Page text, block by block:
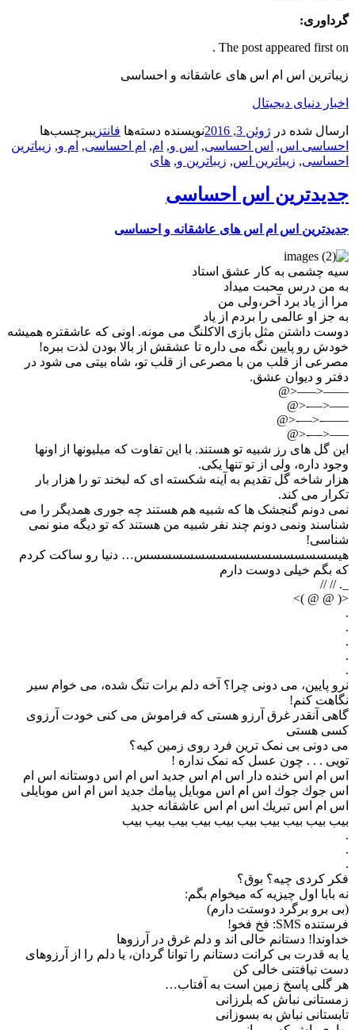
گرداوری:
The post appeared first on .
زیباترین اس ام اس های عاشقانه و احساسی
اخبار دنیای دیجیتال
ارسال شده در ژوئن 3, 2016 نویسنده دسته‌ها فانتزیبرچسب‌ها
احساسی اس, اس احساسی, اس و, ام, ام احساسی, ام و, زیباترین
احساسی, زیباترین اس, زیباترین و, های
جدیدترین اس احساسی
جدیدترین اس ام اس های عاشقانه و احساسی
سیه چشمی به كار عشق استاد
به من درس محبت میداد
مرا از یاد برد آخر،ولی من
به جز او عالمی را بردم از یاد
دوست داشتن مثل بازی الاکلنگ می مونه. اونی که عاشقتره همیشه
خودش رو پایین نگه می داره تا عشقش از بالا بودن لذت ببره!
مصرعی از قلب من با مصرعی از قلب تو، شاه بیتی می شود در
دفتر و دیوان عشق.
——<—–<@
—–<—-<@
——-<—-<@
—–<—-<@
این گل های رز شبیه تو هستند. با این تفاوت که میلیونها از اونها
وجود داره، ولی از تو تنها یکی.
هزار شاخه گل تقدیم به آینه شکسته ای که لبخند تو را هزار بار
تکرار می کند.
نمى دونم گنجشک ها که شبیه هم هستند چه جورى همدیگر را می
شناسند ونمی دونم چند نفر شبیه من هستند که تو دیگه منو نمی
شناسى!
هیسسسسسسسسسسسسسسسسسس… دنیا رو ساکت کردم
که بگم خیلی دوست دارم
_. // //
<( @ @ )>
.
.
.
.
.
نرو پایین، می دونی چرا؟ آخه دلم برات تنگ شده، می خوام سیر
نگاهت کنم!
گاهی آنقدر غرق آرزو هستی که فراموش می کنی خودت آرزوی
کسی هستی
می دونی بی نمک ترین فرد روی زمین کیه؟
تویی . . . چون عسل که نمک نداره !
اس ام اس خنده دار اس ام اس جدید اس ام اس دوستانه اس ام
اس جوك جوك اس ام اس موبایل پیامك جدید اس ام اس موبایلی
اس ام اس تبریك اس ام اس عاشقانه جدید
بیب بیب بیب بیب بیب بیب بیب بیب بیب بیب
.
.
.
فکر کردی چیه؟ بوق؟
نه بابا اول چیزیه که میخوام بگم:
(بی برو برگرد دوستت دارم)
فرستنده SMS: فخ فخو!
خداوندا! دستانم خالی اند و دلم غرق در آرزوها
یا به قدرت بی کرانت دستانم را توانا گردان، یا دلم را از آرزوهای
دست نیافتنی خالی کن
هر گلی پاسخ زمین است به آفتاب…
زمستانی نباش که بلرزانی
تابستانی نباش به بسوزانی